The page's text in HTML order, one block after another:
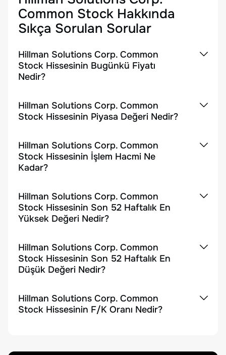
Common Stock Hakkında
Sıkça Sorulan Sorular
Hillman Solutions Corp. Common
Stock Hissesinin Bugünkü Fiyatı
Nedir?
Hillman Solutions Corp. Common
Stock Hissesinin Piyasa Değeri Nedir?
Hillman Solutions Corp. Common
Stock Hissesinin İşlem Hacmi Ne
Kadar?
Hillman Solutions Corp. Common
Stock Hissesinin Son 52 Haftalık En
Yüksek Değeri Nedir?
Hillman Solutions Corp. Common
Stock Hissesinin Son 52 Haftalık En
Düşük Değeri Nedir?
Hillman Solutions Corp. Common
Stock Hissesinin F/K Oranı Nedir?